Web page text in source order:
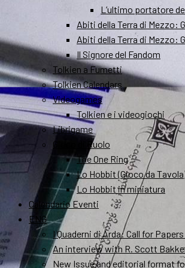
L’ultimo portatore
Abiti della Terra di Mezzo:
Abiti della Terra di Mezzo:
Il Signore del Fandom
Tolkien a Fumetti
Tolkien Calendars
Videogames
Tolkien e i videogiochi
Librigame
Gioco di Ruolo
The One Ring
Lo Hobbit (Gioco da
Lo Hobbit in miniatura
Calendario Eventi
ENG
I Quaderni di Arda: Call for
An interview with R. Scott
New Issue and editorial format